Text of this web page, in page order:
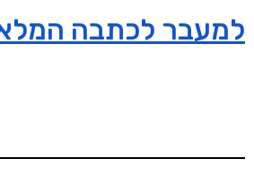
למעבר לכתבה